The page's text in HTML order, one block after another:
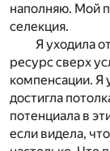
наполняю. Мой
селекция.
Я уходила
ресурс сверх
компенсации. Я
достигла
потенциала в
если видела,